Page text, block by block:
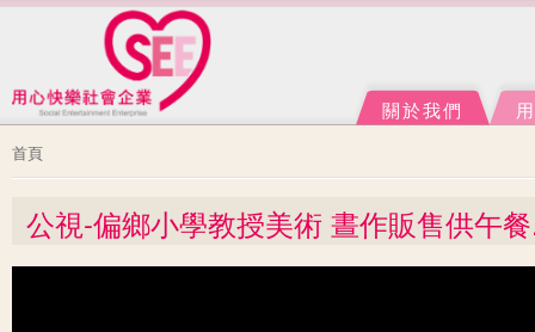
關於我們
您在這裡
首頁
公視-偏鄉小學教授美術 晝作販售供午